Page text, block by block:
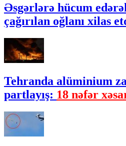
Əsgərlərə hücum
çağırılan oğlanı xilas
Tehranda alüminium
partlayış: 18 nəfər